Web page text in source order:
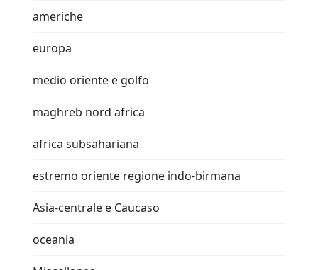
americhe
europa
medio oriente e golfo
maghreb nord africa
africa subsahariana
estremo oriente regione indo-birmana
Asia-centrale e Caucaso
oceania